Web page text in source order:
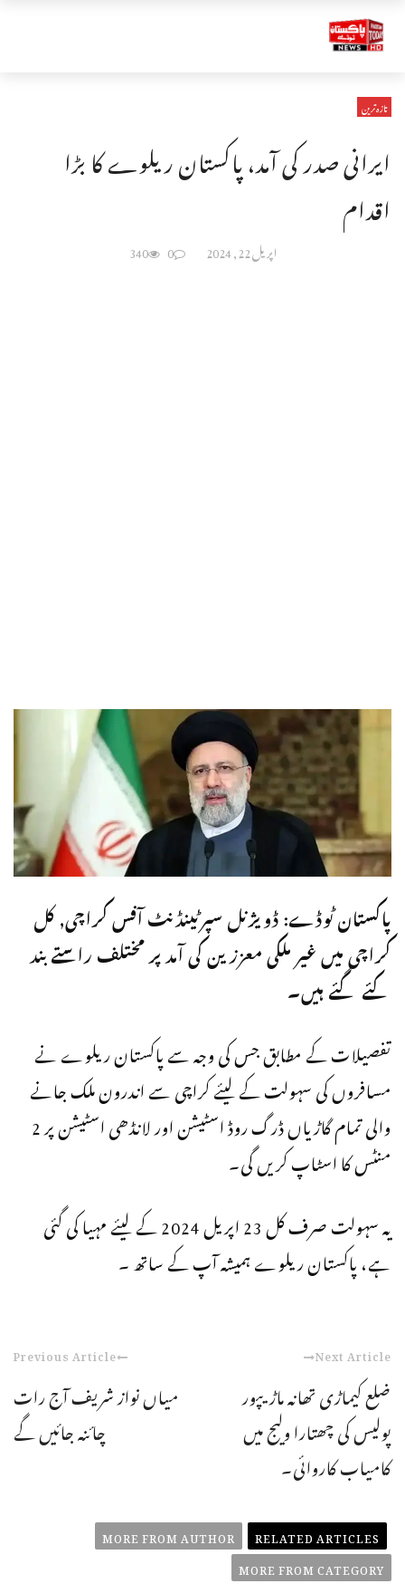
تازہ ترین
ایرانی صدر کی آمد، پاکستان ریلوے کا بڑا
اقدام
اپریل 22, 2024 0
340
پاکستان ٹوڈے: ڈویژنل سپرٹینڈنٹ آفس کراچی, کل
کراچی میں غیر ملکی معززین کی آمد پر مختلف راستے بند
کئے گئے ہیں۔
تفصیلات کے مطابق جس کی وجہ سے پاکستان ریلوے نے
مسافروں کی سہولت کے لیئے کراچی سے اندرون ملک جانے
والی تمام گاڑیاں ڈرگ روڈ اسٹیشن اور لانڈھی اسٹیشن پر 2
منٹس کا اسٹاپ کریں گی۔
یہ سہولت صرف کل 23 اپریل 2024 کے لیئے مہیا کی گئی
ہے، پاکستان ریلوے ہمیشہ آپ کے ساتھ ۔
Previous Article
میاں نواز شریف آج رات
چائنہ جائیں گے
Next Article
ضلع کیماڑی تھانہ ماڑیپور
پولیس کی چھتارا ولیج میں
کامیاب کاروائی۔
RELATED ARTICLES
MORE FROM AUTHOR
MORE FROM CATEGORY